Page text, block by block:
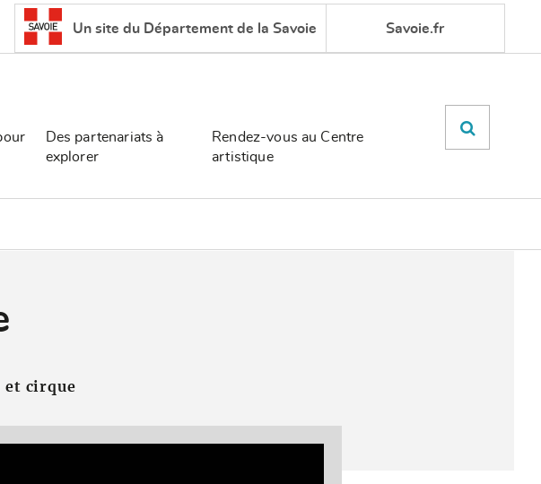
Un site du Département de la Savoie Savoie.fr
Des partenariats à
explorer
Rendez-vous au Centre
artistique
et cirque